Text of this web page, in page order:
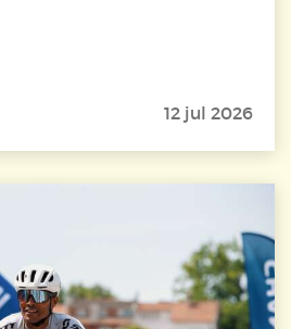
12 jul 2026